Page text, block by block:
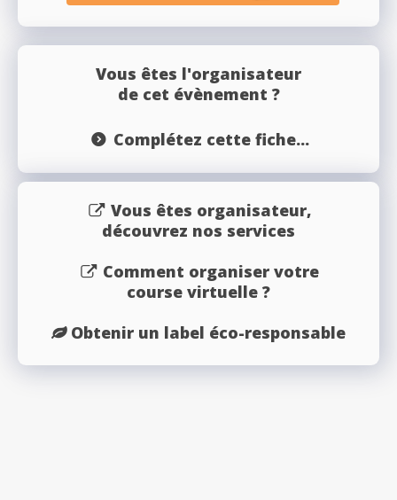
Vous êtes l'organisateur
de cet évènement ?
Complétez cette fiche...
Vous êtes organisateur,
découvrez nos services
Comment organiser votre
course virtuelle ?
Obtenir un label éco-responsable